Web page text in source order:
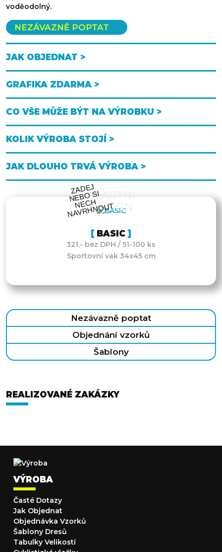
voděodolný.
NEZÁVAZNĚ POPTAT
JAK OBJEDNAT >
GRAFIKA ZDARMA >
CO VŠE MŮŽE BÝT NA VÝROBKU >
KOLIK VÝROBA STOJÍ >
JAK DLOUHO TRVÁ VÝROBA >
VLASTNÍ
DESIGN
ZA
DEJ
NEB
O SI
NE
C
H
NAV
R
H
N
O
UT
BASIC
321,- bez DPH / 51-100 ks
Sportovní vak 34x45 cm
Nezávazně poptat
Objednání vzorků
Šablony
REALIZOVANÉ ZAKÁZKY
VÝROBA
Časté Dotazy
Jak Objednat
Objednávka Vzorků
Šablony Dresů
Tabulky Velikostí